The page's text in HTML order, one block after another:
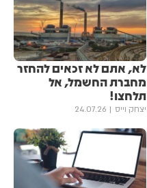
לא, אתם לא זכאים להחזר
מחברת החשמל, אל
תלחצו!
יצחק וייס 24.07.26